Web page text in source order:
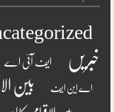
خبریں
ایف آئی اے
اے این ایف بین